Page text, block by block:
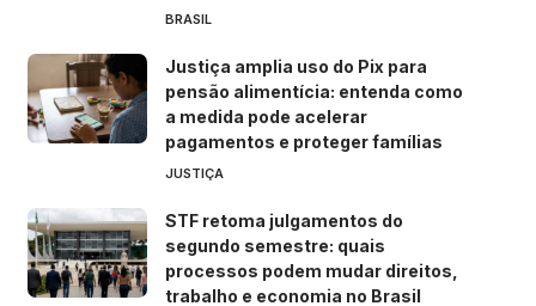
BRASIL
Justiça amplia uso do Pix para
pensão alimentícia: entenda como
a medida pode acelerar
pagamentos e proteger famílias
JUSTIÇA
STF retoma julgamentos do
segundo semestre: quais
processos podem mudar direitos,
trabalho e economia no Brasil